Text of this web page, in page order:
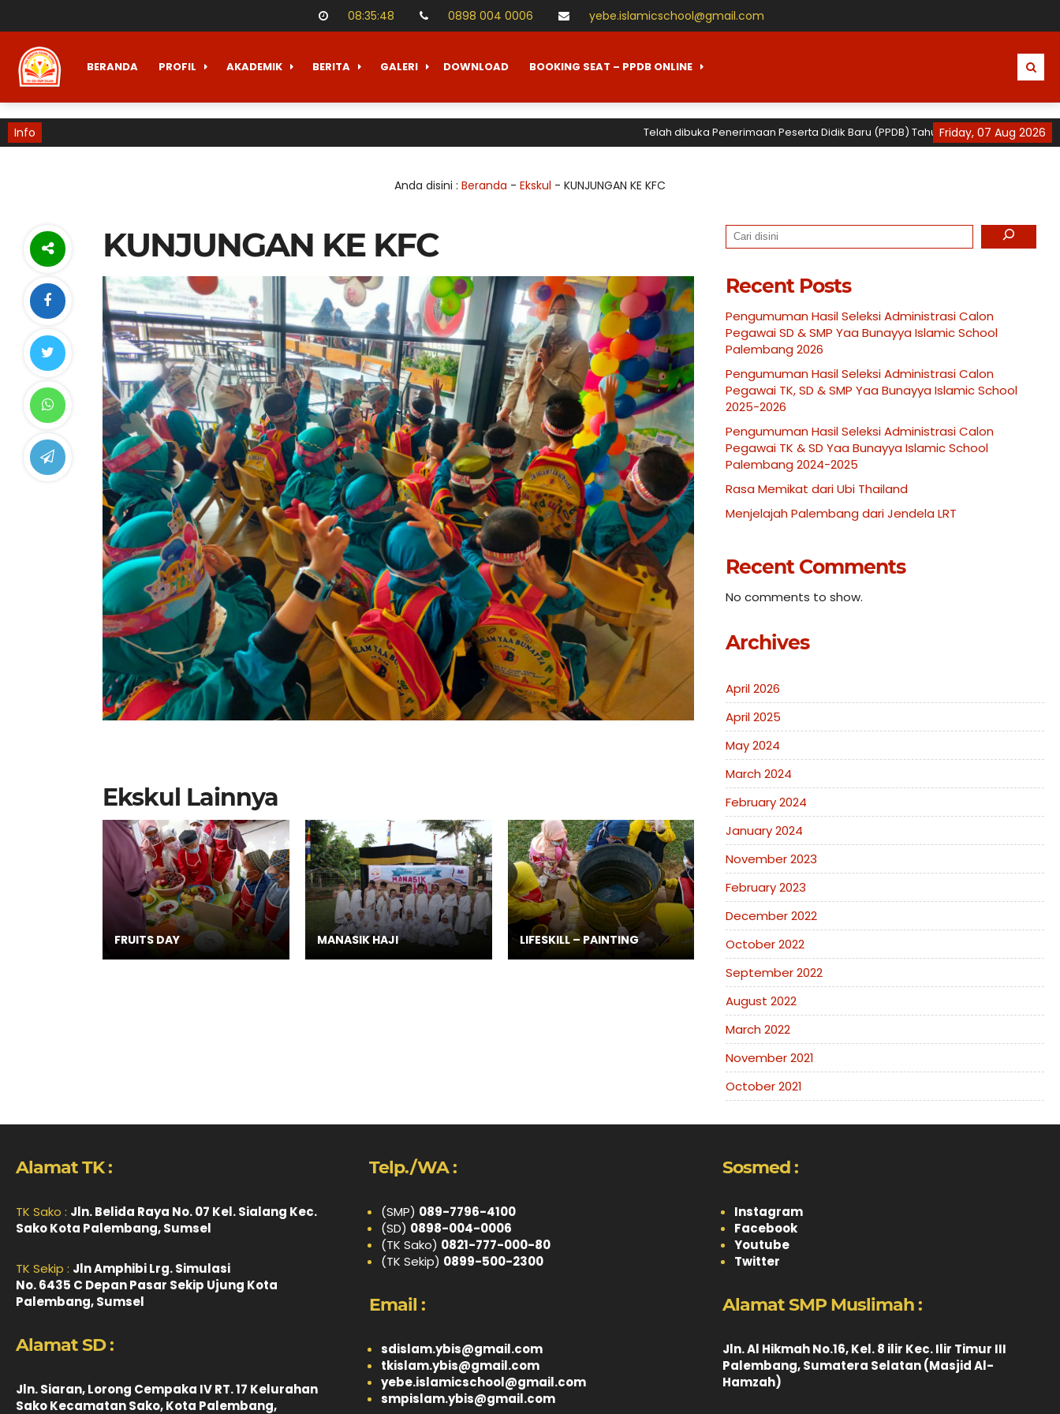
08:35:48 0898 004 0006 yebe.islamicschool@gmail.com
BERANDA PROFIL AKADEMIK BERITA GALERI DOWNLOAD BOOKING SEAT – PPDB ONLINE
Info Friday, 07 Aug 2026
Telah dibuka Penerimaan Peserta Didik Baru (PPDB) Tahun Ajaran 2026 / 2027
Anda disini : Beranda - Ekskul - KUNJUNGAN KE KFC
KUNJUNGAN KE KFC
Ekskul Lainnya
FRUITS DAY MANASIK HAJI LIFESKILL – PAINTING
Search
Recent Posts
Pengumuman Hasil Seleksi Administrasi Calon
Pegawai SD & SMP Yaa Bunayya Islamic School
Palembang 2026
Pengumuman Hasil Seleksi Administrasi Calon
Pegawai TK, SD & SMP Yaa Bunayya Islamic School
2025-2026
Pengumuman Hasil Seleksi Administrasi Calon
Pegawai TK & SD Yaa Bunayya Islamic School
Palembang 2024-2025
Rasa Memikat dari Ubi Thailand
Menjelajah Palembang dari Jendela LRT
Recent Comments
No comments to show.
Archives
April 2026
April 2025
May 2024
March 2024
February 2024
January 2024
November 2023
February 2023
December 2022
October 2022
September 2022
August 2022
March 2022
November 2021
October 2021
Alamat TK :
TK Sako : Jln. Belida Raya No. 07 Kel. Sialang Kec.
Sako Kota Palembang, Sumsel
TK Sekip : Jln Amphibi Lrg. Simulasi
No. 6435 C Depan Pasar Sekip Ujung Kota
Palembang, Sumsel
Alamat SD :
Jln. Siaran, Lorong Cempaka IV RT. 17 Kelurahan
Sako Kecamatan Sako, Kota Palembang,
Telp./WA :
(SMP) 089-7796-4100
(SD) 0898-004-0006
(TK Sako) 0821-777-000-80
(TK Sekip) 0899-500-2300
Email :
sdislam.ybis@gmail.com
tkislam.ybis@gmail.com
yebe.islamicschool@gmail.com
smpislam.ybis@gmail.com
Sosmed :
Instagram
Facebook
Youtube
Twitter
Alamat SMP Muslimah :
Jln. Al Hikmah No.16, Kel. 8 ilir Kec. Ilir Timur III
Palembang, Sumatera Selatan (Masjid Al-
Hamzah)